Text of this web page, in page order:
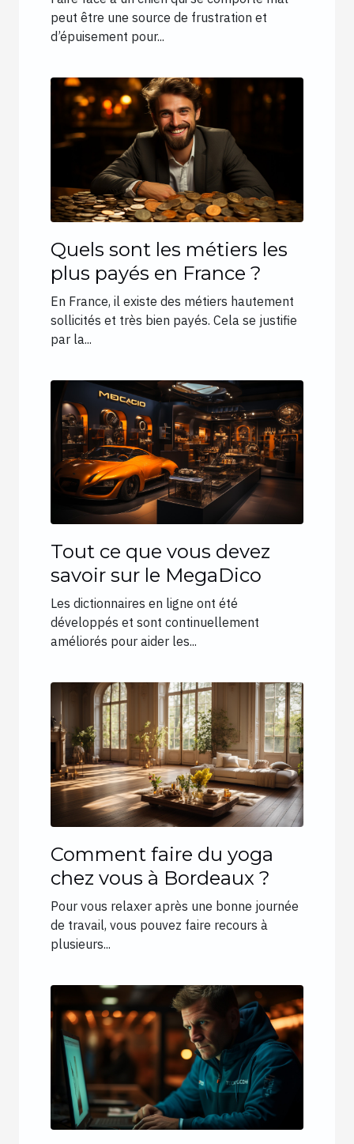
peut être une source de frustration et
d’épuisement pour...
Quels sont les métiers les
plus payés en France ?
En France, il existe des métiers hautement
sollicités et très bien payés. Cela se justifie
par la...
Tout ce que vous devez
savoir sur le MegaDico
Les dictionnaires en ligne ont été
développés et sont continuellement
améliorés pour aider les...
Comment faire du yoga
chez vous à Bordeaux ?
Pour vous relaxer après une bonne journée
de travail, vous pouvez faire recours à
plusieurs...